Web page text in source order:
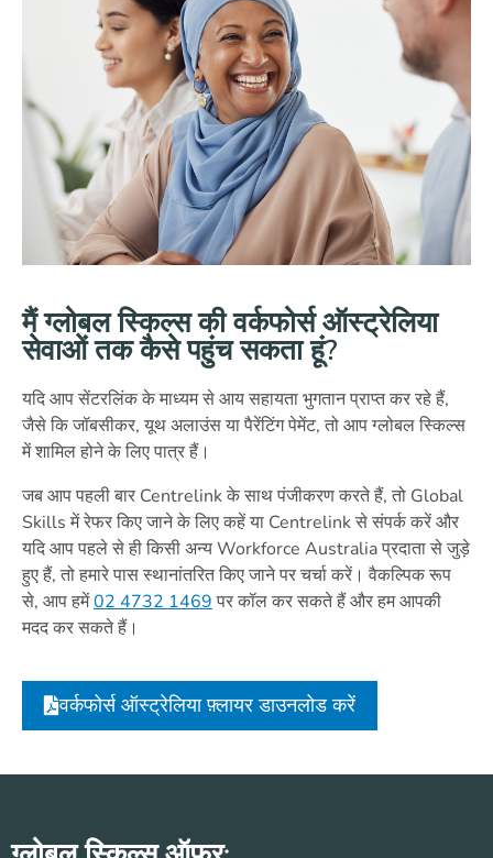
मैं ग्लोबल स्किल्स की वर्कफोर्स ऑस्ट्रेलिया
सेवाओं तक कैसे पहुंच सकता हूं?
यदि आप सेंटरलिंक के माध्यम से आय सहायता भुगतान प्राप्त कर रहे हैं,
जैसे कि जॉबसीकर, यूथ अलाउंस या पैरेंटिंग पेमेंट, तो आप ग्लोबल स्किल्स
में शामिल होने के लिए पात्र हैं।
जब आप पहली बार Centrelink के साथ पंजीकरण करते हैं, तो Global
Skills में रेफर किए जाने के लिए कहें या Centrelink से संपर्क करें और
यदि आप पहले से ही किसी अन्य Workforce Australia प्रदाता से जुड़े
हुए हैं, तो हमारे पास स्थानांतरित किए जाने पर चर्चा करें। वैकल्पिक रूप
से, आप हमें02 4732 1469 पर कॉल कर सकते हैं और हम आपकी
मदद कर सकते हैं।
वर्कफोर्स ऑस्ट्रेलिया फ़्लायर डाउनलोड करें